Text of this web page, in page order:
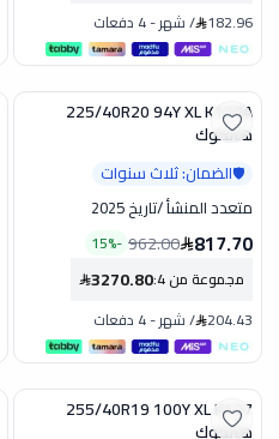
182.96
/شهر-4 دفعات
225/40R20 94Y XL K127A
هانكوك
🛡️الضمان: ثلاث سنوات
متعدد المنشأ/تاريخ 2025
817.70
962.00
-
15%
مجموعة من 4 :
3270.80
204.43
/شهر-4 دفعات
255/40R19 100Y XL K127
هانكوك